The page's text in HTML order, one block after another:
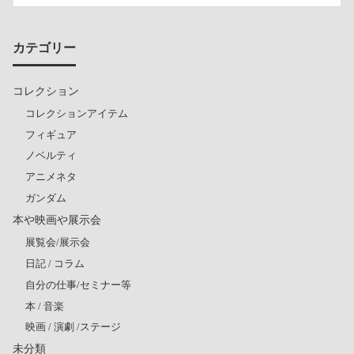
カテゴリー
コレクション
コレクションアイテム
フィギュア
ノベルティ
アニメネタ
ガンダム
本や映画や展示会
展覧会/展示会
日記 / コラム
自分の仕事/セミナー等
本 / 音楽
映画 / 演劇 /ステージ
未分類